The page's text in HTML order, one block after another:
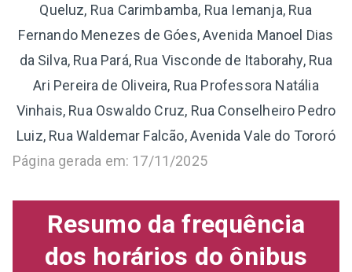
Queluz, Rua Carimbamba, Rua Iemanja, Rua
Fernando Menezes de Góes, Avenida Manoel Dias
da Silva, Rua Pará, Rua Visconde de Itaborahy, Rua
Ari Pereira de Oliveira, Rua Professora Natália
Vinhais, Rua Oswaldo Cruz, Rua Conselheiro Pedro
Luiz, Rua Waldemar Falcão, Avenida Vale do Tororó
Página gerada em: 17/11/2025
Resumo da frequência
dos horários do ônibus